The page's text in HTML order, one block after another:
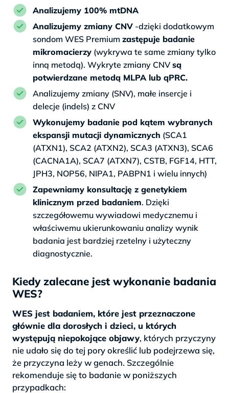
Analizujemy 100% mtDNA
Analizujemy zmiany CNV -dzięki dodatkowym
sondom WES Premium zastępuje badanie
mikromacierzy (wykrywa te same zmiany tylko
inną metodą). Wykryte zmiany CNV są
potwierdzane metodą MLPA lub qPRC.
Analizujemy zmiany (SNV), małe insercje i
delecje (indels) z CNV
Wykonujemy badanie pod kątem wybranych
ekspansji mutacji dynamicznych (SCA1
(ATXN1), SCA2 (ATXN2), SCA3 (ATXN3), SCA6
(CACNA1A), SCA7 (ATXN7), CSTB, FGF14, HTT,
JPH3, NOP56, NIPA1, PABPN1 i wielu innych)
Zapewniamy konsultację z genetykiem
klinicznym przed badaniem. Dzięki
szczegółowemu wywiadowi medycznemu i
właściwemu ukierunkowaniu analizy wynik
badania jest bardziej rzetelny i użyteczny
diagnostycznie.
Kiedy zalecane jest wykonanie badania
WES?
WES jest badaniem, które jest przeznaczone
głównie dla dorosłych i dzieci, u których
występują niepokojące objawy, których przyczyny
nie udało się do tej pory określić lub podejrzewa się,
że przyczyna leży w genach. Szczególnie
rekomenduje się to badanie w poniższych
przypadkach: